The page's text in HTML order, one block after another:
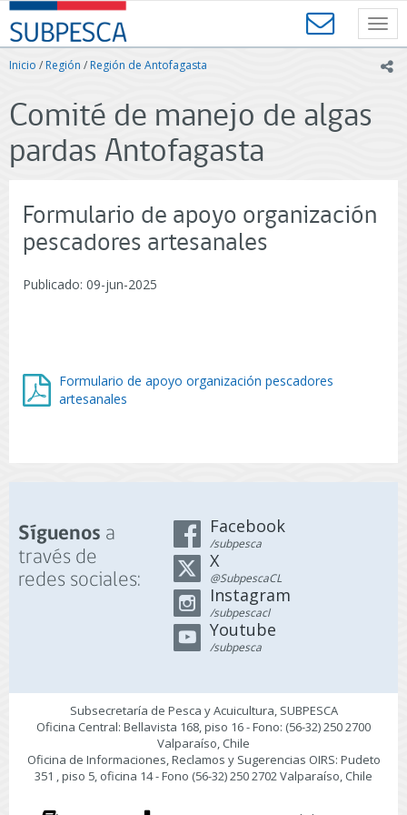
Contenido
principal
SUBPESCA
-
Subsecretaría
Acuicultura
-
Chile
Inicio /Región /Región de Antofagasta
Comité de manejo de algas
pardas Antofagasta
Formulario de apoyo organización
pescadores artesanales
Publicado: 09-jun-2025
Formulario de apoyo organización pescadores
artesanales
Síguenos a
través de
redes sociales:
Facebook
/subpesca
X
@SubpescaCL
Instagram
/subpescacl
Youtube
/subpesca
Subsecretaría de Pesca y Acuicultura, SUBPESCA
Oficina Central: Bellavista 168, piso 16 - Fono: (56-32) 250 2700
Valparaíso, Chile
Oficina de Informaciones, Reclamos y Sugerencias OIRS: Pudeto
351 , piso 5, oficina 14 - Fono (56-32) 250 2702 Valparaíso, Chile